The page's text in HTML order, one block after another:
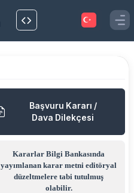
Başvuru Kararı /
Dava Dilekçesi
Kararlar Bilgi Bankasında
yayımlanan karar metni editöryal
düzeltmelere tabi tutulmuş
olabilir.